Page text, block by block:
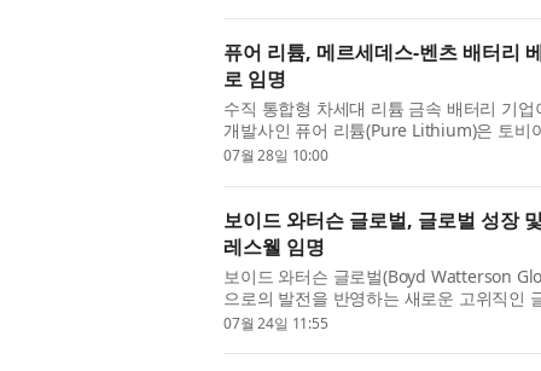
퓨어 리튬, 메르세데스-벤츠 배터리
로 임명
수직 통합형 차세대 리튬 금속 배터리 기
개발사인 퓨어 리튬(Pure Lithium)은 토비
자(CPO)로 선임했다고 발표했다. 신임
07월 28일 10:00
보이드 와터슨 글로벌, 글로벌 성장
레스웰 임명
보이드 와터슨 글로벌(Boyd Watterson
으로의 발전을 반영하는 새로운 고위직인
임명한다고 발표했다. 크레스웰은 미국,
07월 24일 11:55